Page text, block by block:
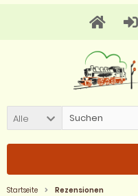
Alle
Startseite Rezensionen